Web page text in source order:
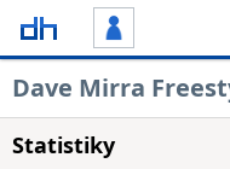
Dave Mirra
Statistiky